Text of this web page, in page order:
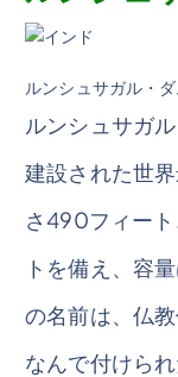
ルンシュサガル・ダ
ルンシュサガ
建設された世
さ490フィー
トを備え、容
の名前は、仏
なんで付けら